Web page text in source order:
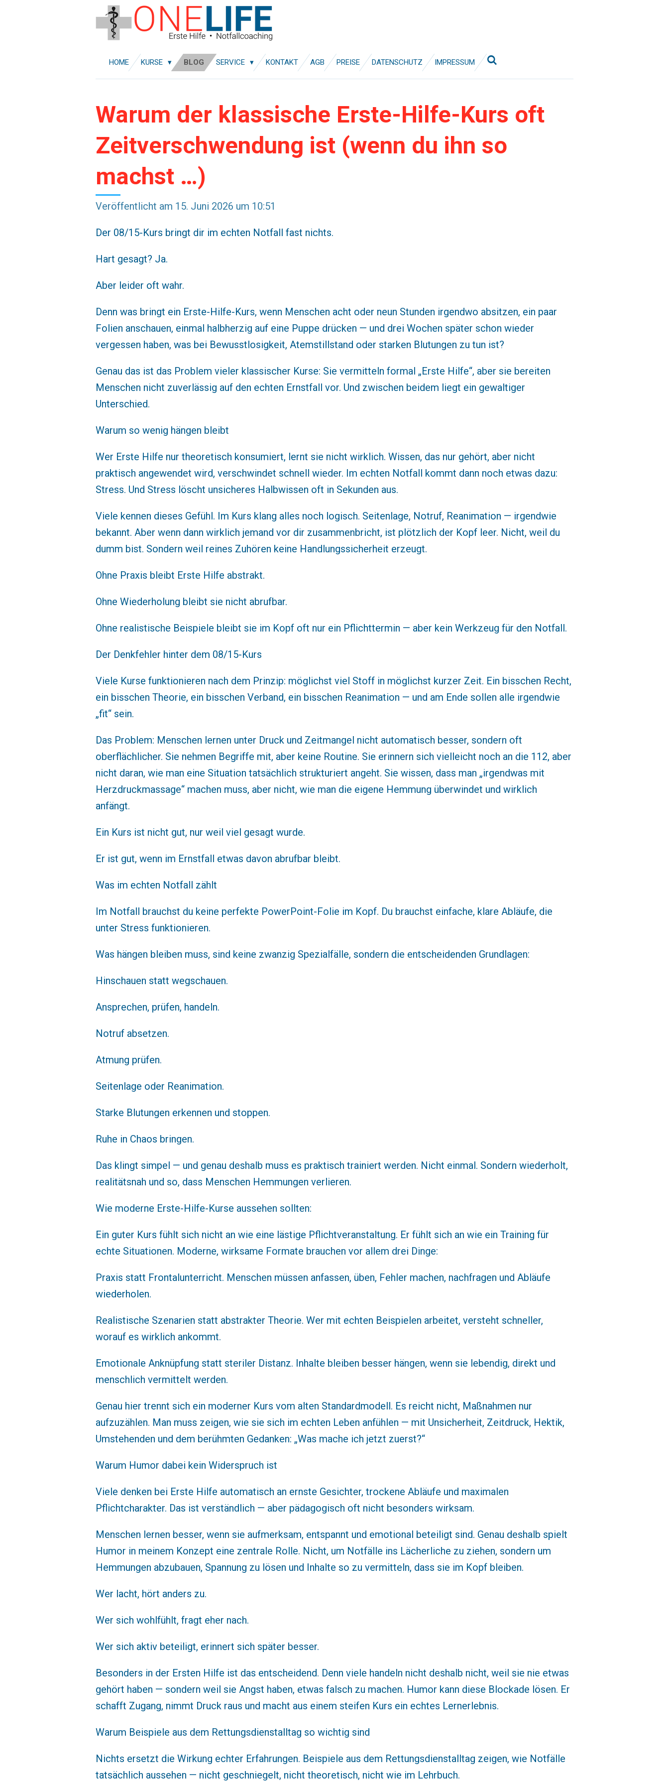
HOME KURSE BLOG SERVICE KONTAKT AGB PREISE DATENSCHUTZ IMPRESSUM
Warum der klassische Erste-Hilfe-Kurs oft
Zeitverschwendung ist (wenn du ihn so
machst …)
Veröffentlicht am 15. Juni 2026 um 10:51
Der 08/15-Kurs bringt dir im echten Notfall fast nichts.
Hart gesagt? Ja.
Aber leider oft wahr.
Denn was bringt ein Erste-Hilfe-Kurs, wenn Menschen acht oder neun Stunden irgendwo absitzen, ein paar
Folien anschauen, einmal halbherzig auf eine Puppe drücken — und drei Wochen später schon wieder
vergessen haben, was bei Bewusstlosigkeit, Atemstillstand oder starken Blutungen zu tun ist?
Genau das ist das Problem vieler klassischer Kurse: Sie vermitteln formal „Erste Hilfe“, aber sie bereiten
Menschen nicht zuverlässig auf den echten Ernstfall vor. Und zwischen beidem liegt ein gewaltiger
Unterschied.
Warum so wenig hängen bleibt
Wer Erste Hilfe nur theoretisch konsumiert, lernt sie nicht wirklich. Wissen, das nur gehört, aber nicht
praktisch angewendet wird, verschwindet schnell wieder. Im echten Notfall kommt dann noch etwas dazu:
Stress. Und Stress löscht unsicheres Halbwissen oft in Sekunden aus.
Viele kennen dieses Gefühl. Im Kurs klang alles noch logisch. Seitenlage, Notruf, Reanimation — irgendwie
bekannt. Aber wenn dann wirklich jemand vor dir zusammenbricht, ist plötzlich der Kopf leer. Nicht, weil du
dumm bist. Sondern weil reines Zuhören keine Handlungssicherheit erzeugt.
Ohne Praxis bleibt Erste Hilfe abstrakt.
Ohne Wiederholung bleibt sie nicht abrufbar.
Ohne realistische Beispiele bleibt sie im Kopf oft nur ein Pflichttermin — aber kein Werkzeug für den Notfall.
Der Denkfehler hinter dem 08/15-Kurs
Viele Kurse funktionieren nach dem Prinzip: möglichst viel Stoff in möglichst kurzer Zeit. Ein bisschen Recht,
ein bisschen Theorie, ein bisschen Verband, ein bisschen Reanimation — und am Ende sollen alle irgendwie
„fit“ sein.
Das Problem: Menschen lernen unter Druck und Zeitmangel nicht automatisch besser, sondern oft
oberflächlicher. Sie nehmen Begriffe mit, aber keine Routine. Sie erinnern sich vielleicht noch an die 112, aber
nicht daran, wie man eine Situation tatsächlich strukturiert angeht. Sie wissen, dass man „irgendwas mit
Herzdruckmassage“ machen muss, aber nicht, wie man die eigene Hemmung überwindet und wirklich
anfängt.
Ein Kurs ist nicht gut, nur weil viel gesagt wurde.
Er ist gut, wenn im Ernstfall etwas davon abrufbar bleibt.
Was im echten Notfall zählt
Im Notfall brauchst du keine perfekte PowerPoint-Folie im Kopf. Du brauchst einfache, klare Abläufe, die
unter Stress funktionieren.
Was hängen bleiben muss, sind keine zwanzig Spezialfälle, sondern die entscheidenden Grundlagen:
Hinschauen statt wegschauen.
Ansprechen, prüfen, handeln.
Notruf absetzen.
Atmung prüfen.
Seitenlage oder Reanimation.
Starke Blutungen erkennen und stoppen.
Ruhe in Chaos bringen.
Das klingt simpel — und genau deshalb muss es praktisch trainiert werden. Nicht einmal. Sondern wiederholt,
realitätsnah und so, dass Menschen Hemmungen verlieren.
Wie moderne Erste-Hilfe-Kurse aussehen sollten:
Ein guter Kurs fühlt sich nicht an wie eine lästige Pflichtveranstaltung. Er fühlt sich an wie ein Training für
echte Situationen. Moderne, wirksame Formate brauchen vor allem drei Dinge:
Praxis statt Frontalunterricht. Menschen müssen anfassen, üben, Fehler machen, nachfragen und Abläufe
wiederholen.
Realistische Szenarien statt abstrakter Theorie. Wer mit echten Beispielen arbeitet, versteht schneller,
worauf es wirklich ankommt.
Emotionale Anknüpfung statt steriler Distanz. Inhalte bleiben besser hängen, wenn sie lebendig, direkt und
menschlich vermittelt werden.
Genau hier trennt sich ein moderner Kurs vom alten Standardmodell. Es reicht nicht, Maßnahmen nur
aufzuzählen. Man muss zeigen, wie sie sich im echten Leben anfühlen — mit Unsicherheit, Zeitdruck, Hektik,
Umstehenden und dem berühmten Gedanken: „Was mache ich jetzt zuerst?“
Warum Humor dabei kein Widerspruch ist
Viele denken bei Erste Hilfe automatisch an ernste Gesichter, trockene Abläufe und maximalen
Pflichtcharakter. Das ist verständlich — aber pädagogisch oft nicht besonders wirksam.
Menschen lernen besser, wenn sie aufmerksam, entspannt und emotional beteiligt sind. Genau deshalb spielt
Humor in meinem Konzept eine zentrale Rolle. Nicht, um Notfälle ins Lächerliche zu ziehen, sondern um
Hemmungen abzubauen, Spannung zu lösen und Inhalte so zu vermitteln, dass sie im Kopf bleiben.
Wer lacht, hört anders zu.
Wer sich wohlfühlt, fragt eher nach.
Wer sich aktiv beteiligt, erinnert sich später besser.
Besonders in der Ersten Hilfe ist das entscheidend. Denn viele handeln nicht deshalb nicht, weil sie nie etwas
gehört haben — sondern weil sie Angst haben, etwas falsch zu machen. Humor kann diese Blockade lösen. Er
schafft Zugang, nimmt Druck raus und macht aus einem steifen Kurs ein echtes Lernerlebnis.
Warum Beispiele aus dem Rettungsdienstalltag so wichtig sind
Nichts ersetzt die Wirkung echter Erfahrungen. Beispiele aus dem Rettungsdienstalltag zeigen, wie Notfälle
tatsächlich aussehen — nicht geschniegelt, nicht theoretisch, nicht wie im Lehrbuch.